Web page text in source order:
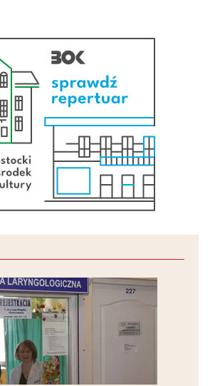
(13)
przedsiębiorstwa(12)
remontowe(58)
(29)
(36)
- producenci